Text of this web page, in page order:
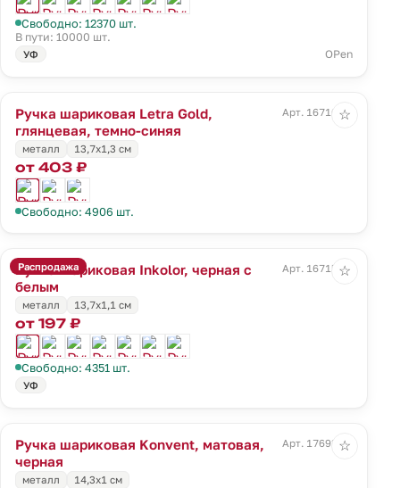
Свободно: 12370 шт.
В пути: 10000 шт.
УФ OPen
Ручка шариковая Letra Gold,
глянцевая, темно-синяя
Арт. 16710.40
металл 13,7х1,3 см
от 403 ₽
Свободно: 4906 шт.
☆
Распродажа
Ручка шариковая Inkolor, черная с
белым
Арт. 16715.60
металл 13,7х1,1 см
от 197 ₽
Свободно: 4351 шт.
УФ
☆
Ручка шариковая Konvent, матовая,
черная
Арт. 17693.30
металл 14,3х1 см
☆